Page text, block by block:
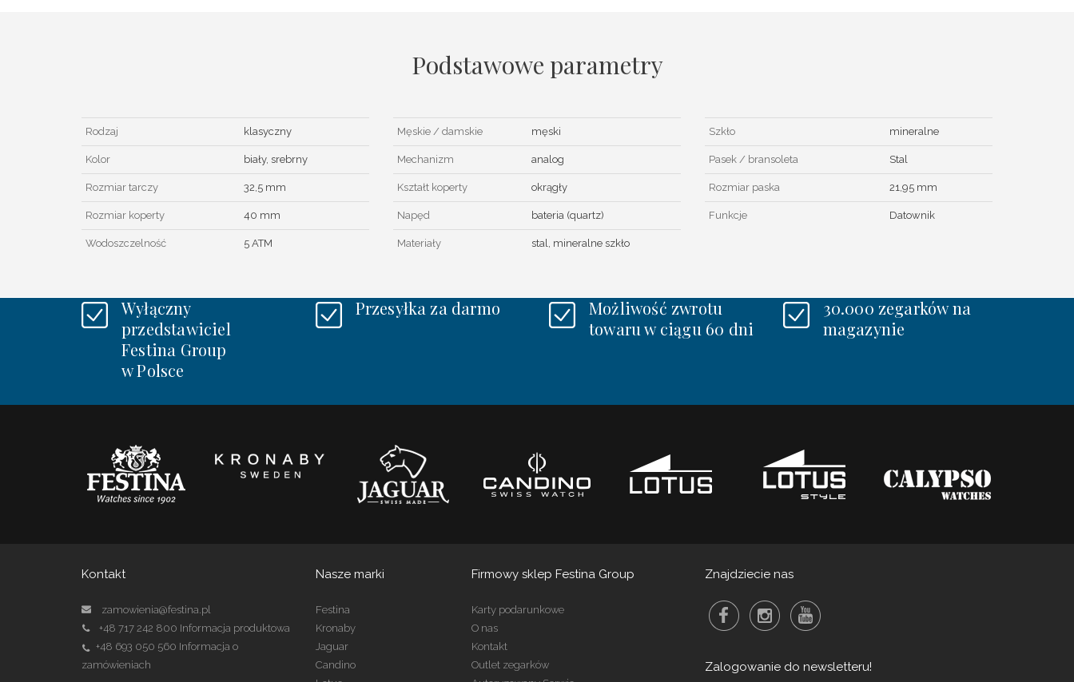
Podstawowe parametry
Rodzaj klasyczny
Kolor biały, srebrny
Rozmiar tarczy 32,5 mm
Rozmiar koperty 40 mm
Wodoszczelność 5 ATM
Męskie / damskie męski
Mechanizm analog
Kształt koperty okrągły
Napęd bateria (quartz)
Materiały stal, mineralne szkło
Szkło mineralne
Pasek / bransoleta Stal
Rozmiar paska 21,95 mm
Funkcje Datownik
Wyłączny
przedstawiciel
Festina Group
w Polsce
Przesyłka za darmo
Możliwość zwrotu
towaru w ciągu 60 dni
30.000 zegarków na
magazynie
Kontakt
zamowienia@festina.pl
+48 717 242 800 Informacja produktowa
+48 693 050 560 Informacja o
zamówieniach
Nasze marki
Festina
Kronaby
Jaguar
Candino
Firmowy sklep Festina Group
Karty podarunkowe
O nas
Kontakt
Outlet zegarków
Znajdziecie nas
Zalogowanie do newsletteru!